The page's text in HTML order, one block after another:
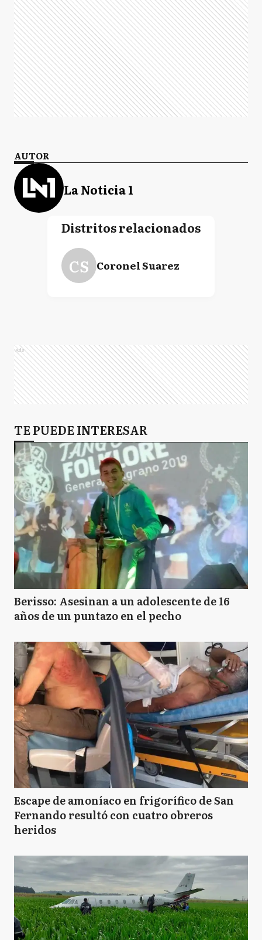
AUTOR
La Noticia 1
Distritos relacionados
CS Coronel Suarez
Ads
TE PUEDE INTERESAR
Berisso: Asesinan a un adolescente de 16
años de un puntazo en el pecho
Escape de amoníaco en frigorífico de San
Fernando resultó con cuatro obreros
heridos